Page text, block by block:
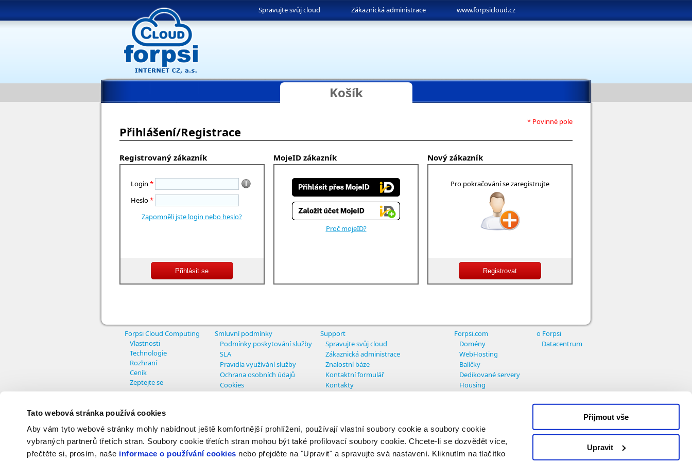
Tato webová stránka používá cookies
Aby vám tyto webové stránky mohly nabídnout ještě komfortnější prohlížení, používají vlastní soubory cookie a soubory cookie
vybraných partnerů třetích stran. Soubory cookie třetích stran mohou být také profilovací soubory cookie. Chcete-li se dozvědět více,
přečtěte si, prosím, naše informace o používání cookies nebo přejděte na "Upravit" a spravujte svá nastavení. Kliknutím na tlačítko
Přijmout vše
Upravit
Spravujte svůj cloud Zákaznická administrace www.forpsicloud.cz
Košík
* Povinné pole
Přihlášení/Registrace
Registrovaný zákazník
Login *
Heslo*
Zapomněli jste login nebo heslo?
MojeID zákazník
Proč mojeID?
Nový zákazník
Pro pokračování se zaregistrujte
Forpsi Cloud Computing
Vlastnosti
Technologie
Rozhraní
Ceník
Zeptejte se
Smluvní podmínky
Podmínky poskytování služby
SLA
Pravidla využívání služby
Ochrana osobních údajů
Cookies
Support
Spravujte svůj cloud
Zákaznická administrace
Znalostní báze
Kontaktní formulář
Kontakty
Forpsi.com
Domény
WebHosting
Balíčky
Dedikované servery
Housing
o Forpsi
Datacentrum
© Copyright INTERNET CZ, a.s. - All rights reserved